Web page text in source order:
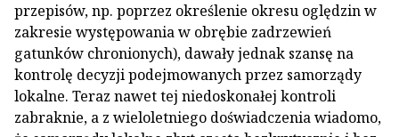
przepisów, np. poprzez określenie okresu oględzin w
zakresie występowania w obrębie zadrzewień
gatunków chronionych), dawały jednak szansę na
kontrolę decyzji podejmowanych przez samorządy
lokalne. Teraz nawet tej niedoskonałej kontroli
zabraknie, a z wieloletniego doświadczenia wiadomo,